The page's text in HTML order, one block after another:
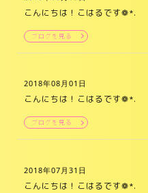
こんにちは！こはるです❁*.
ブログを見る
2018年08月01日
こんにちは！こはるです❁*.
ブログを見る
2018年07月31日
こんにちは！こはるです❁*.